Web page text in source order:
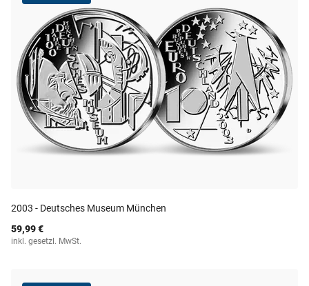
2003 - Deutsches Museum München
59,99 €
inkl. gesetzl. MwSt.